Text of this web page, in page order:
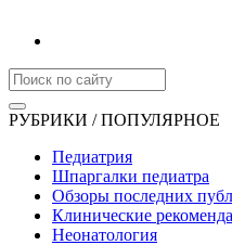
РУБРИКИ / ПОПУЛЯРНОЕ
Педиатрия
Шпаргалки педиатра
Обзоры последних
Клинические
Неонатология